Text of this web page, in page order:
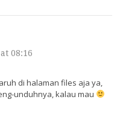
08:16
di halaman files aja ya,
unduhnya, kalau mau